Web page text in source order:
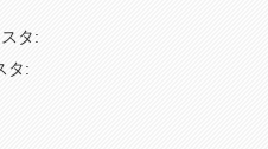
タ:
タ: